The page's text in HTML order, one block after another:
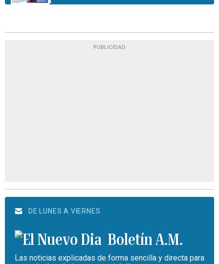
PUBLICIDAD
DE LUNES A VIERNES
Boletín A.M.
Las noticias explicadas de forma sencilla y directa para